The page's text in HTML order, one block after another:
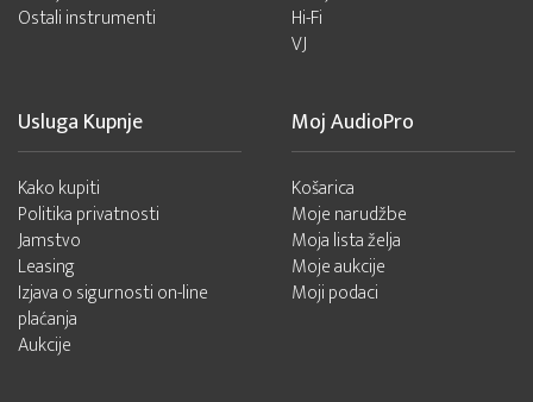
Ostali instrumenti
Hi-Fi
VJ
Usluga Kupnje
Kako kupiti
Politika privatnosti
Jamstvo
Leasing
Izjava o sigurnosti on-line
plaćanja
Aukcije
Moj AudioPro
Košarica
Moje narudžbe
Moja lista želja
Moje aukcije
Moji podaci